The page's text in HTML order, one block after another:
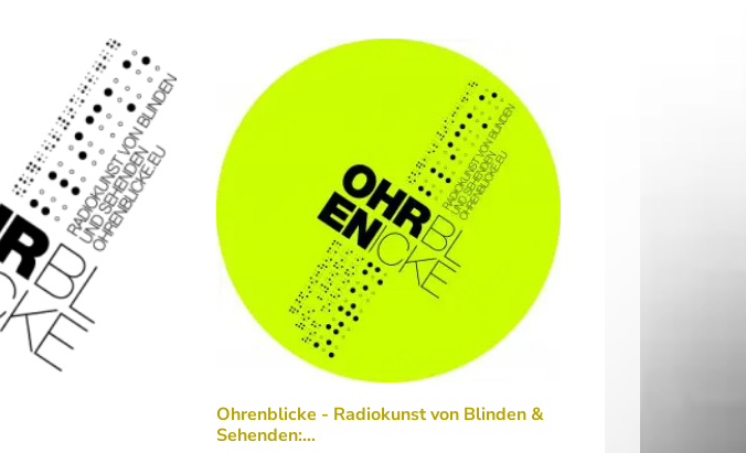
Ohrenblicke - Radiokunst von Blinden &
Sehenden:…